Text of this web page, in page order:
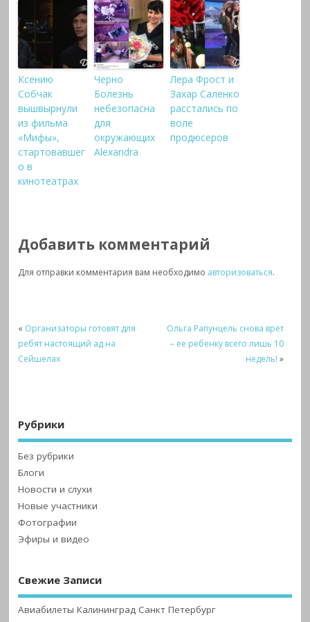
Ксению
Собчак
вышвырнули
из фильма
«Мифы»,
стартовавшег
о в
кинотеатрах
Черно
Болезнь
небезопасна
для
окружающих
Alexandra
Лера Фрост и
Захар Саленко
расстались по
воле
продюсеров
Добавить комментарий
Для отправки комментария вам необходимо авторизоваться.
« Организаторы готовят для
ребят настоящий ад на
Сейшелах
Ольга Рапунцель снова врет
– ее ребенку всего лишь 10
недель! »
Рубрики
Без рубрики
Блоги
Новости и слухи
Новые участники
Фотографии
Эфиры и видео
Свежие Записи
Авиабилеты Калининград Санкт Петербург